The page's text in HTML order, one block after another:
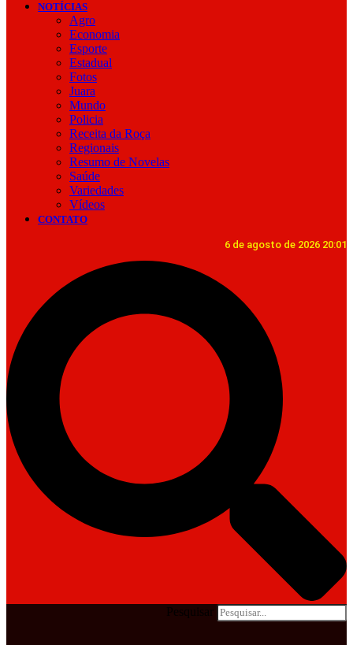
NOTÍCIAS
Agro
Economia
Esporte
Estadual
Fotos
Juara
Mundo
Policia
Receita da Roça
Regionais
Resumo de Novelas
Saúde
Variedades
Vídeos
CONTATO
6 de agosto de 2026 20:01
Pesquisar